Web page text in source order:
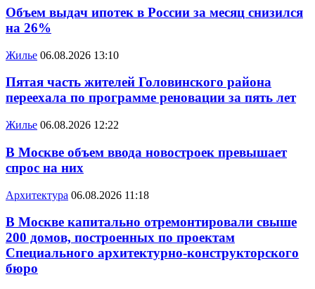
Объем выдач ипотек в России за месяц снизился
на 26%
Жилье 06.08.2026 13:10
Пятая часть жителей Головинского района
переехала по программе реновации за пять лет
Жилье 06.08.2026 12:22
В Москве объем ввода новостроек превышает
спрос на них
Архитектура 06.08.2026 11:18
В Москве капитально отремонтировали свыше
200 домов, построенных по проектам
Специального архитектурно-конструкторского
бюро